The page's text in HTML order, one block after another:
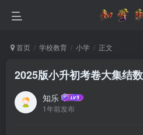
首页 学校教育 小学 正文
2025版小升初考卷大集结
知乐
1年前发布